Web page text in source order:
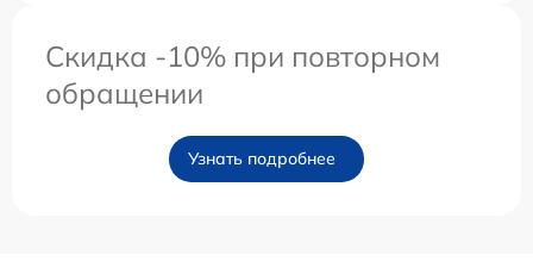
Скидка -10% при повторном
обращении
Узнать подробнее